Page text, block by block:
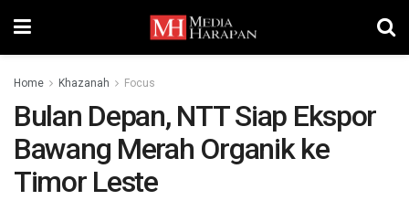
Home Khazanah Focus
Bulan Depan, NTT Siap Ekspor
Bawang Merah Organik ke
Timor Leste